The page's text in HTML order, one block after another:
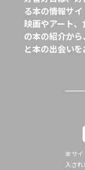
る本の情報サイ
映画やアート
の本の紹介か
と本の出会いを
本サイ
入され